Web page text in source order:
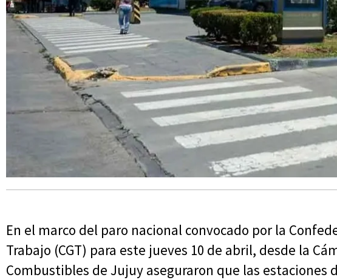
En el marco del paro nacional convocado por la
Trabajo (CGT) para este jueves 10 de abril, desde la
Combustibles de Jujuy aseguraron que las estaciones